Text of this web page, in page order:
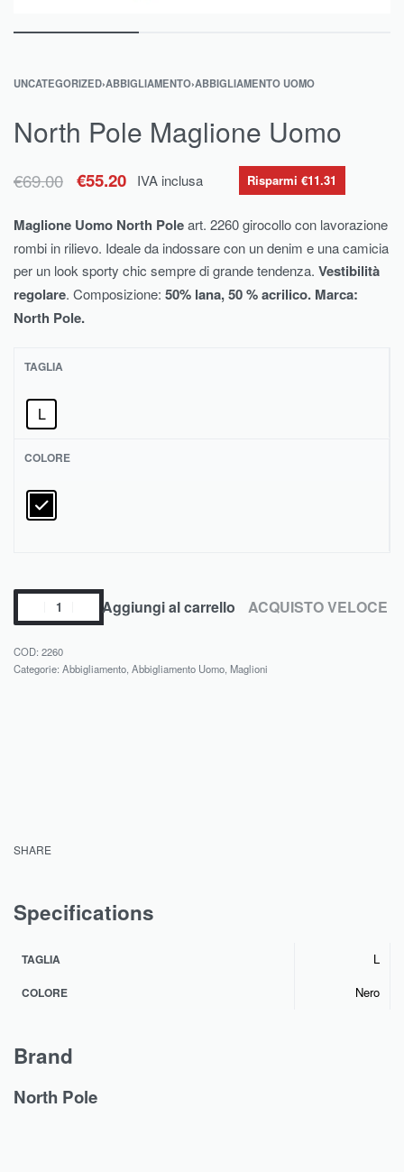
UNCATEGORIZED›ABBIGLIAMENTO›ABBIGLIAMENTO UOMO
North Pole Maglione Uomo
€69.00 €55.20 IVA inclusa Risparmi €11.31
Maglione Uomo North Poleart. 2260 girocollo con lavorazione
rombi in rilievo. Ideale da indossare con un denim e una camicia
per un look sporty chic sempre di grande tendenza. Vestibilità
regolare. Composizione: 50% lana, 50 % acrilico. Marca:
North Pole.
TAGLIA
L
COLORE
Aggiungi al carrello ACQUISTO VELOCE
2260
Categorie: Abbigliamento Abbigliamento Uomo Maglioni
SHARE
Specifications
TAGLIA L
COLORE Nero
Brand
North Pole